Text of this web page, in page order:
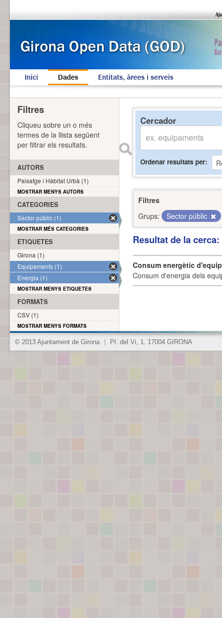
Inici Dades Entitats, àrees i serveis
Cercador
Ordenar resultats per
Filtres
Grups:
Sector públic
Resultat de la
Consum energètic
Consum d'energia dels
Filtres
Cliqueu sobre un o més
termes de la llista següent
per filtrar els resultats.
AUTORS
Paisatge i Hàbitat Urbà (1)
MOSTRAR MENYS AUTORS
CATEGORIES
Sector públic (1)
MOSTRAR MÉS CATEGORIES
ETIQUETES
Girona (1)
Equipaments (1)
Energia (1)
MOSTRAR MENYS ETIQUETES
FORMATS
CSV (1)
MOSTRAR MENYS FORMATS
© 2013 Ajuntament de Girona Pl. del Vi, 1. 17004 GIRONA